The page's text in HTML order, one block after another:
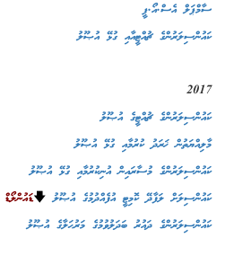
ސާމްޕަލް އެސް.އޯ.ޕީ
ކައުންސިލަރުންގެ ޗުއްޓީއާއި ގުޅޭ އުޞޫލު
2017
ކައުންސިލަރުންގެ ޗުއްޓީގެ އުޞޫލު
މާލިއްޔަތުން ޚަރަދު ކުރުމާއި ގުޅޭ އުޞޫލު
ކައުންސިލަރުންގެ މުސާރައިން އުނިކުރުމާއި ގުޅޭ އުޞޫލު
ކައުންސިލަށް ލަފާދޭ ކޮމިޓީ އުފެއްދުމުގެ އުޞޫލު 🡇ޑައުންލޯޑް
ކައުންސިލަރުންގެ ދައުރު ބަދަލުވުމުގެ މަރުޙަލާގެ އުޞޫލު